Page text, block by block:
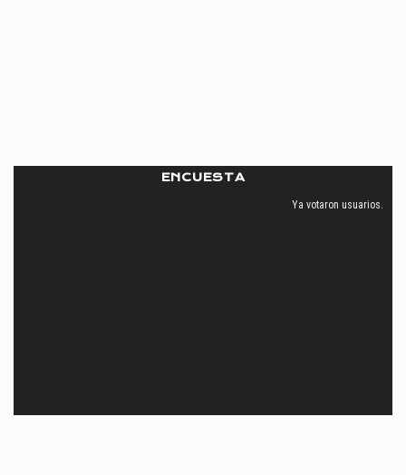
ENCUESTA
Ya votaron usuarios.